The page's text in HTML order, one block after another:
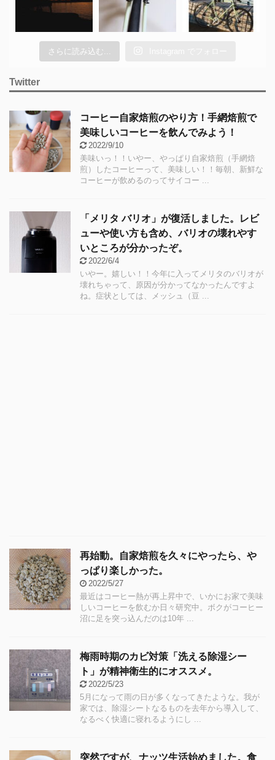
さらに読み込む...
Twitter
コーヒー自家焙煎のやり方！手網焙煎で
美味しいコーヒーを飲んでみよう！
2022/9/10
美味いっ！！いやー、やっぱり自家焙煎（手網焙
煎）したコーヒーって、美味しい！！毎朝、新鮮な
コーヒーが飲めるのってサイコー ...
「メリタ バリオ」が復活しました。レビ
ューや使い方も含め、バリオの壊れやす
いところが分かったぞ。
2022/6/4
いやー。嬉しい！！今年に入ってメリタのバリオが
壊れちゃって、原因が分かってなかったんですよ
ね。症状としては、メッシュ（豆 ...
再始動。自家焙煎を久々にやったら、や
っぱり楽しかった。
2022/5/27
最近はコーヒー熱が再上昇中で、いかにお家で美味
しいコーヒーを飲むか日々研究中。ボクがコーヒー
沼に足を突っ込んだのは10年 ...
梅雨時期のカビ対策「洗える除湿シー
ト」が精神衛生的にオススメ。
2022/5/23
5月になって雨の日が多くなってきたような。我が
家では、除湿シートなるものを去年から導入して、
なるべく快適に寝れるようにし ...
突然ですが、ナッツ生活始めました。食